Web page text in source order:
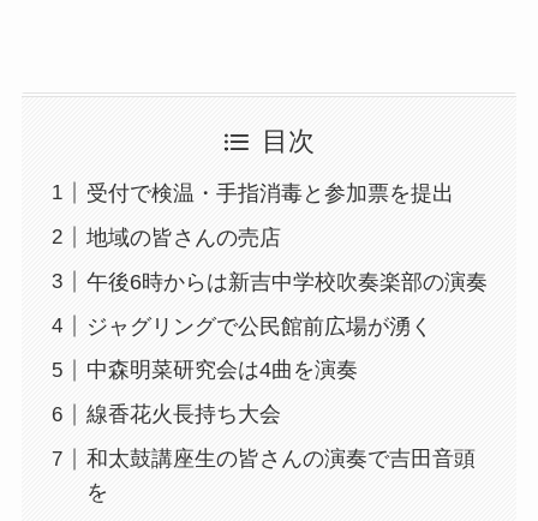
目次
受付で検温・手指消毒と参加票を提出
地域の皆さんの売店
午後6時からは新吉中学校吹奏楽部の演奏
ジャグリングで公民館前広場が湧く
中森明菜研究会は4曲を演奏
線香花火長持ち大会
和太鼓講座生の皆さんの演奏で吉田音頭
を